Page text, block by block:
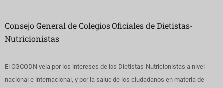
Consejo General de Colegios Oficiales de Dietistas-
Nutricionistas
El CGCODN vela por los intereses de los Dietistas-Nutricionistas a nivel
nacional e internacional, y por la salud de los ciudadanos en materia de